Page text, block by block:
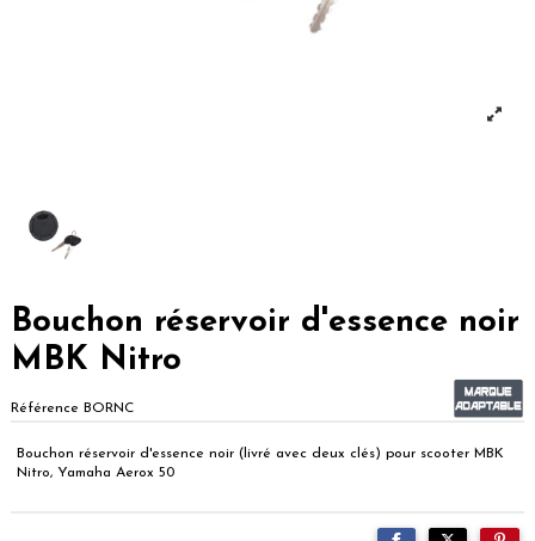
Bouchon réservoir d'essence noir
MBK Nitro
Référence BORNC
Bouchon réservoir d'essence noir (livré avec deux clés) pour scooter MBK
Nitro, Yamaha Aerox 50